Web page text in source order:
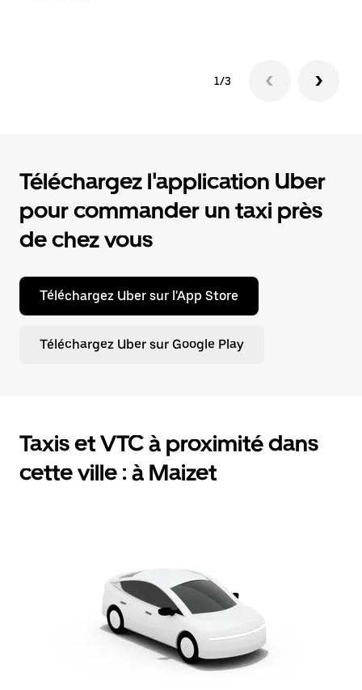
1/3
Téléchargez l'application Uber
pour commander un taxi près
de chez vous
Téléchargez Uber sur l'App Store
Téléchargez Uber sur Google Play
Taxis et VTC à proximité dans
cette ville : à Maizet